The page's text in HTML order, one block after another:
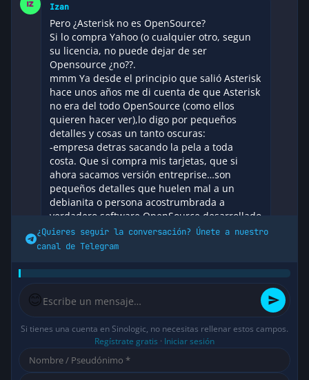
Izan
Pero ¿Asterisk no es OpenSource?
Si lo compra Yahoo (o cualquier otro, segun
su licencia, no puede dejar de ser
Opensource ¿no??.
mmm Ya desde el principio que salió Asterisk
hace unos años me di cuenta de que Asterisk
no era del todo OpenSource (como ellos
quieren hacer ver),lo digo por pequeños
detalles y cosas un tanto oscuras:
-empresa detras sacando la pela a toda
costa. Que si compra mis tarjetas, que si
ahora sacamos versión entreprise…son
pequeños detalles que huelen mal a un
debianita o persona acostrumbrada a
verdadero software OpenSource desarrollado
por la comunidad.
-poca documentación y poco actualizada
mas información y no es de Digium).
-colaboración con muchas RESERVAS en
inglesa)…sobre todo para un linuxero
acostumbrado a compartir toda la
de guindous a lo mejor no se dan mucho
¿Quieres seguir la conversación? Únete a nuestro
canal de Telegram
😊
Si tienes una cuenta en Sinologic, no necesitas rellenar estos campos.
Regístrate gratis · Iniciar sesión